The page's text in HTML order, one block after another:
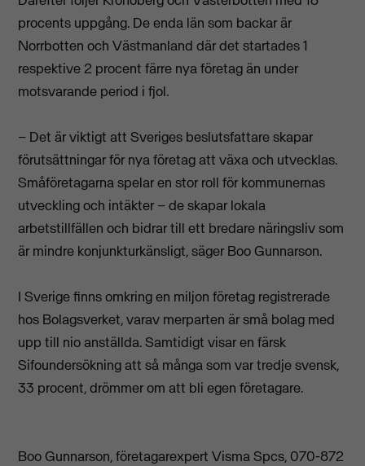
procents uppgång. De enda län som backar är
Norrbotten och Västmanland där det startades 1
respektive 2 procent färre nya företag än under
motsvarande period i fjol.
– Det är viktigt att Sveriges beslutsfattare skapar
förutsättningar för nya företag att växa och utvecklas.
Småföretagarna spelar en stor roll för kommunernas
utveckling och intäkter – de skapar lokala
arbetstillfällen och bidrar till ett bredare näringsliv som
är mindre konjunkturkänsligt, säger Boo Gunnarson.
I Sverige finns omkring en miljon företag registrerade
hos Bolagsverket, varav merparten är små bolag med
upp till nio anställda. Samtidigt visar en färsk
Sifoundersökning att så många som var tredje svensk,
33 procent, drömmer om att bli egen företagare.
Boo Gunnarson, företagarexpert Visma Spcs, 070-872